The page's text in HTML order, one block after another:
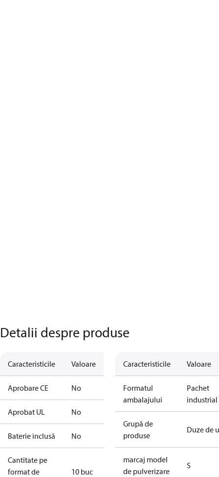
Detalii despre produse
Caracteristicile Valoare
Aprobare CE No
Aprobat UL No
Baterie inclusă No
Cantitate pe
format de
10 buc
Caracteristicile Valoare
Formatul
ambalajului
Pachet
industrial
Grupă de
produse
Duze de
marcaj model
de pulverizare
S